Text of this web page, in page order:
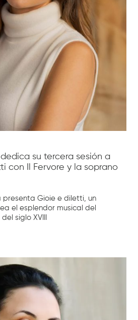
dedica su tercera sesión a
con Il Fervore y la soprano
presenta Gioie e diletti, un
el esplendor musical del
siglo XVIII